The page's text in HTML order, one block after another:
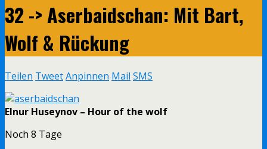
32 -> Aserbaidschan: Mit Bart,
Wolf & Rückung
Teilen TweetAnpinnen Mail SMS
Elnur Huseynov – Hour of the wolf
Noch 8 Tage